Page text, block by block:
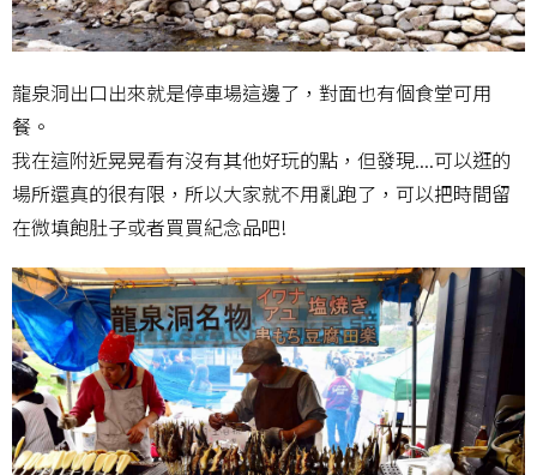
龍泉洞出口出來就是停車場這邊了，對面也有個食堂可用
餐。
我在這附近晃晃看有沒有其他好玩的點，但發現....可以逛的
場所還真的很有限，所以大家就不用亂跑了，可以把時間留
在微填飽肚子或者買買紀念品吧!